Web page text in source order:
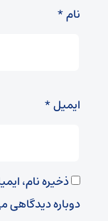
نام*
ایمیل*
ذخیره نام،
دوباره